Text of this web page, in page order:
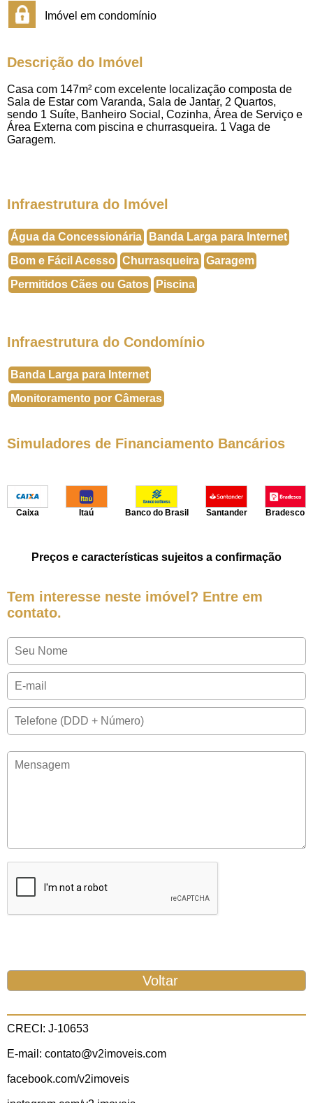
Imóvel em condomínio
Descrição do Imóvel
Casa com 147m² com excelente localização composta de
Sala de Estar com Varanda, Sala de Jantar, 2 Quartos,
sendo 1 Suíte, Banheiro Social, Cozinha, Área de Serviço e
Área Externa com piscina e churrasqueira. 1 Vaga de
Garagem.
Infraestrutura do Imóvel
Água da Concessionária
Banda Larga para Internet
Bom e Fácil Acesso Churrasqueira Garagem
Permitidos Cães ou Gatos
Piscina
Infraestrutura do Condomínio
Banda Larga para Internet
Monitoramento por Câmeras
Simuladores de Financiamento Bancários
Caixa Itaú Banco do Brasil Santander Bradesco
Preços e características sujeitos a confirmação
Tem interesse neste imóvel? Entre em
contato.
CRECI: J-10653
E-mail: contato@v2imoveis.com
facebook.com/v2imoveis